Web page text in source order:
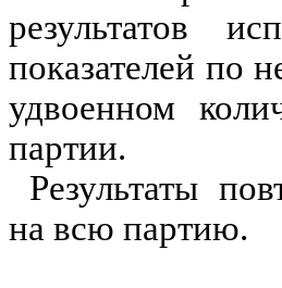
результатов
показателей по
удвоенном
партии.
Результаты
на всю партию.